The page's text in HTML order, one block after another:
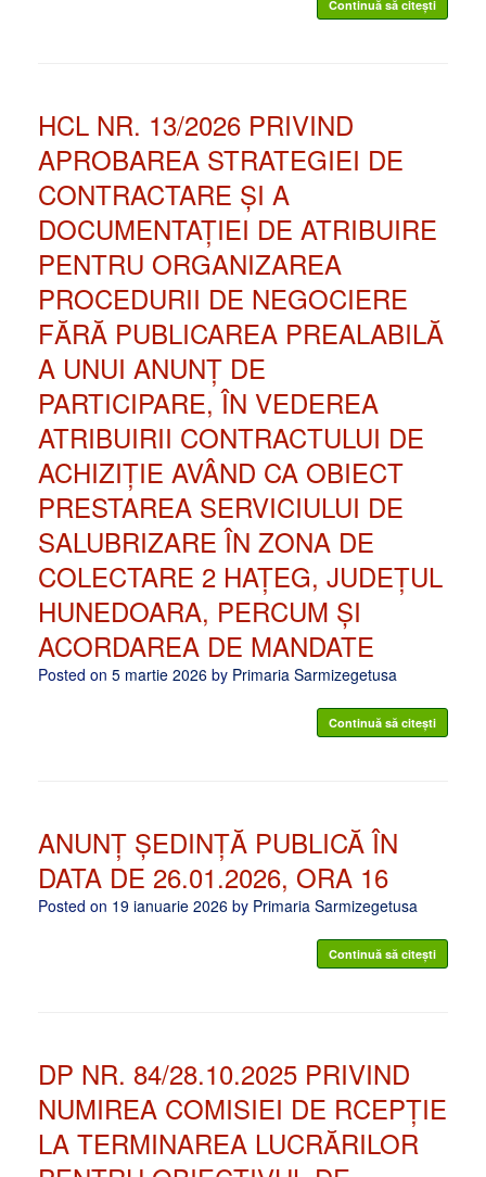
Continuă să citești
HCL NR. 13/2026 PRIVIND
APROBAREA STRATEGIEI DE
CONTRACTARE ȘI A
DOCUMENTAȚIEI DE ATRIBUIRE
PENTRU ORGANIZAREA
PROCEDURII DE NEGOCIERE
FĂRĂ PUBLICAREA PREALABILĂ
A UNUI ANUNȚ DE
PARTICIPARE, ÎN VEDEREA
ATRIBUIRII CONTRACTULUI DE
ACHIZIȚIE AVÂND CA OBIECT
PRESTAREA SERVICIULUI DE
SALUBRIZARE ÎN ZONA DE
COLECTARE 2 HAȚEG, JUDEȚUL
HUNEDOARA, PERCUM ȘI
ACORDAREA DE MANDATE
Posted on 5 martie 2026 by Primaria Sarmizegetusa
Continuă să citești
ANUNȚ ȘEDINȚĂ PUBLICĂ ÎN
DATA DE 26.01.2026, ORA 16
Posted on 19 ianuarie 2026 by Primaria Sarmizegetusa
Continuă să citești
DP NR. 84/28.10.2025 PRIVIND
NUMIREA COMISIEI DE RCEPȚIE
LA TERMINAREA LUCRĂRILOR